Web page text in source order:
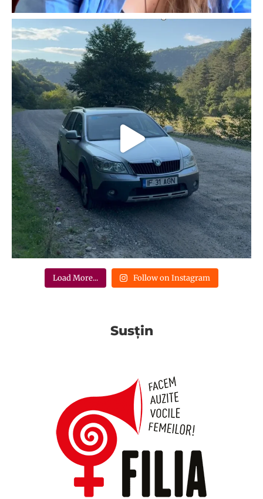
Load More... Follow on Instagram
Susțin